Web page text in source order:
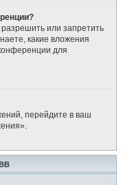
или запретить
какие вложения
для
перейдите в ваш